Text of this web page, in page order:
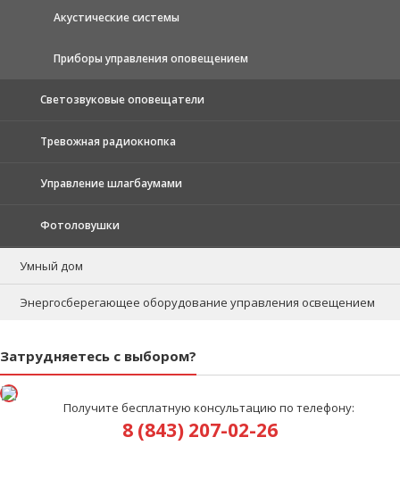
Акустические системы
Приборы управления оповещением
Светозвуковые оповещатели
Тревожная радиокнопка
Управление шлагбаумами
Фотоловушки
Умный дом
Энергосберегающее оборудование управления освещением
Затрудняетесь с выбором?
Получите бесплатную консультацию по телефону:
8 (843) 207-02-26